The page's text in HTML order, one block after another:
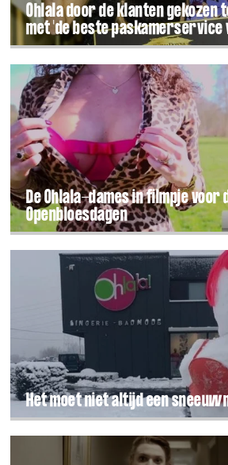
Ohlala door de klanten
met 'de beste paskamerservice
De Ohlala-dames in filmpje voor
Openbloesdagen
Het moet niet altijd een